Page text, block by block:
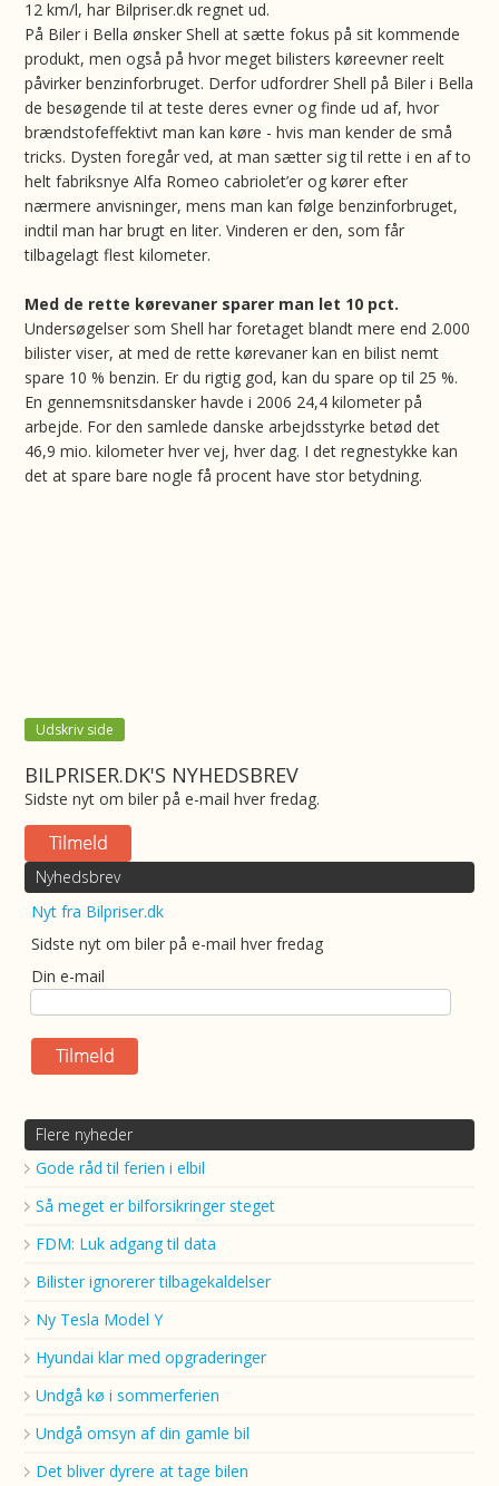
12 km/l, har Bilpriser.dk regnet ud.
På Biler i Bella ønsker Shell at sætte fokus på sit kommende
produkt, men også på hvor meget bilisters køreevner reelt
påvirker benzinforbruget. Derfor udfordrer Shell på Biler i Bella
de besøgende til at teste deres evner og finde ud af, hvor
brændstofeffektivt man kan køre - hvis man kender de små
tricks. Dysten foregår ved, at man sætter sig til rette i en af to
helt fabriksnye Alfa Romeo cabriolet’er og kører efter
nærmere anvisninger, mens man kan følge benzinforbruget,
indtil man har brugt en liter. Vinderen er den, som får
tilbagelagt flest kilometer.
Med de rette kørevaner sparer man let 10 pct.
Undersøgelser som Shell har foretaget blandt mere end 2.000
bilister viser, at med de rette kørevaner kan en bilist nemt
spare 10 % benzin. Er du rigtig god, kan du spare op til 25 %.
En gennemsnitsdansker havde i 2006 24,4 kilometer på
arbejde. For den samlede danske arbejdsstyrke betød det
46,9 mio. kilometer hver vej, hver dag. I det regnestykke kan
det at spare bare nogle få procent have stor betydning.
Udskriv side
BILPRISER.DK'S NYHEDSBREV
Sidste nyt om biler på e-mail hver fredag.
Nyhedsbrev
Nyt fra Bilpriser.dk
Sidste nyt om biler på e-mail hver fredag
Din e-mail
Flere nyheder
Gode råd til ferien i elbil
Så meget er bilforsikringer steget
FDM: Luk adgang til data
Bilister ignorerer tilbagekaldelser
Ny Tesla Model Y
Hyundai klar med opgraderinger
Undgå kø i sommerferien
Undgå omsyn af din gamle bil
Det bliver dyrere at tage bilen